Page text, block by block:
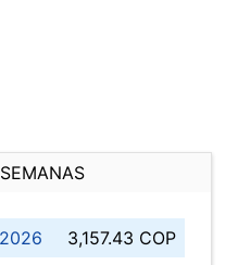
3,157.43 COP